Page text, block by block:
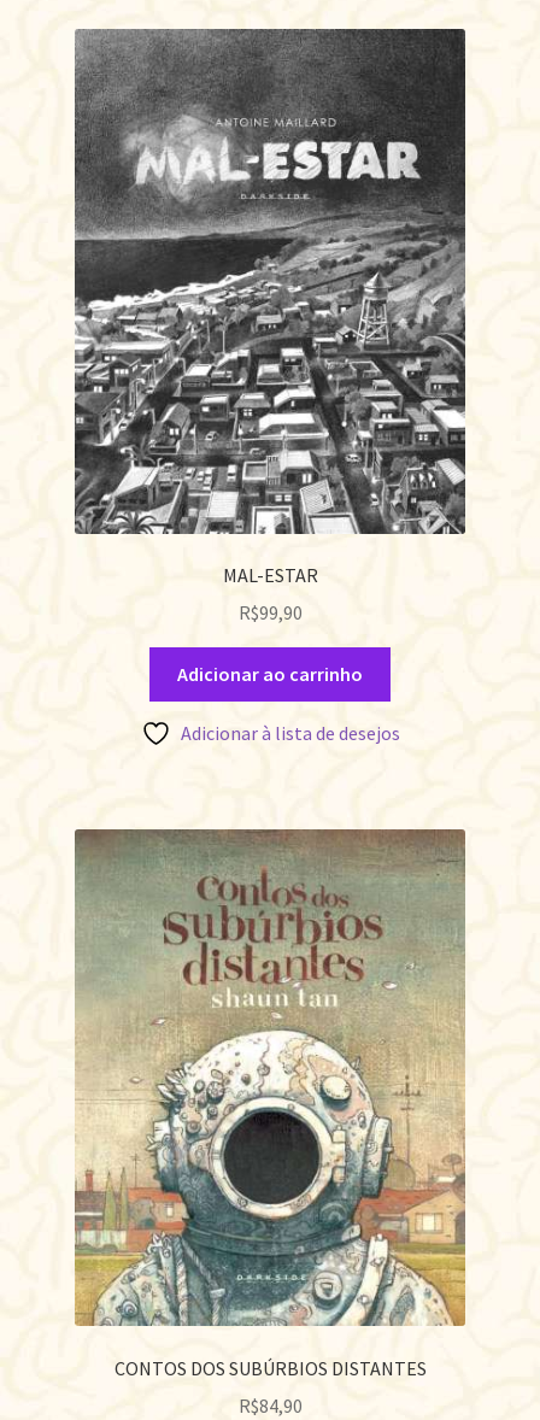
MAL-ESTAR
R$99,90
Adicionar ao carrinho
Adicionar à lista de desejos
CONTOS DOS SUBÚRBIOS DISTANTES
R$84,90